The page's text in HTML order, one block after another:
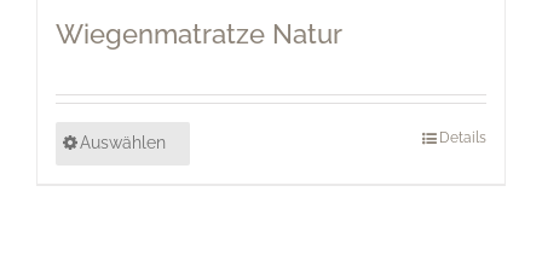
Wiegenmatratze Natur
Auswählen Details